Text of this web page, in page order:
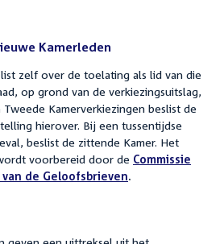
Kamerleden
zelf over de toelating als lid van die
op grond van de verkiezingsuitslag,
Kamerverkiezingen beslist de
hierover. Bij een tussentijdse
beslist de zittende Kamer. Het
voorbereid door de Commissie
de Geloofsbrieven.